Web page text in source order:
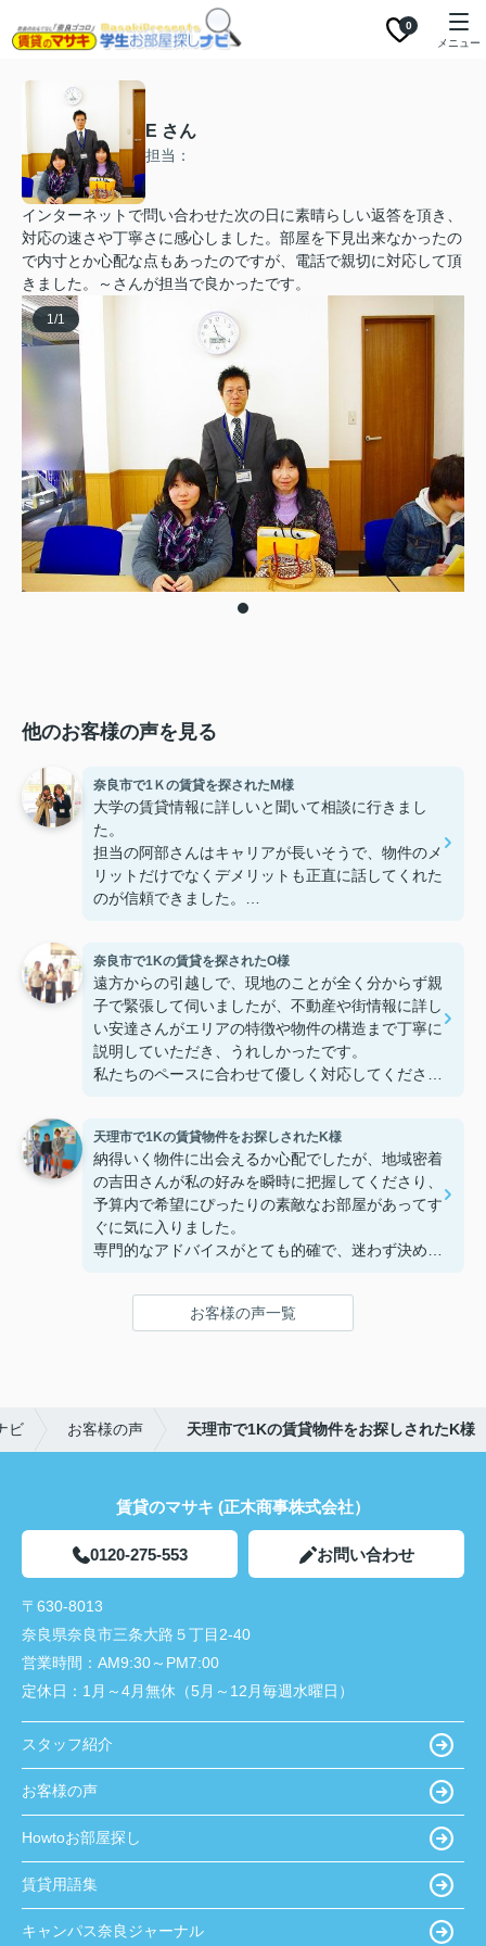
0
メニュー
E さん
担当：
インターネットで問い合わせた次の日に素晴らしい返答を頂き、
対応の速さや丁寧さに感心しました。部屋を下見出来なかったの
で内寸とか心配な点もあったのですが、電話で親切に対応して頂
きました。～さんが担当で良かったです。
1/1
他のお客様の声を見る
奈良市で1Ｋの賃貸を探されたM様
大学の賃貸情報に詳しいと聞いて相談に行きまし
た。
担当の阿部さんはキャリアが長いそうで、物件のメ
リットだけでなくデメリットも正直に話してくれた
のが信頼できました。
す。
奈良市で1Kの賃貸を探されたO様
遠方からの引越しで、現地のことが全く分からず親
子で緊張して伺いましたが、不動産や街情報に詳し
い安達さんがエリアの特徴や物件の構造まで丁寧に
説明していただき、うれしかったです。
私たちのペースに合わせて優しく対応してくださっ
り、感謝しています。安達さん、ありがとうござい
ました！
天理市で1Kの賃貸物件をお探しされたK様
納得いく物件に出会えるか心配でしたが、地域密着
の吉田さんが私の好みを瞬時に把握してくださり、
予算内で希望にぴったりの素敵なお部屋があってす
ぐに気に入りました。
専門的なアドバイスがとても的確で、迷わず決める
鍵の受け取りのときに、また元気(o・・o)/~お店に
お客様の声一覧
ビ お客様の声 天理市で1Kの賃貸物件をお探しされたK様
賃貸のマサキ (正木商事株式会社）
0120-275-553 お問い合わせ
〒630-8013
奈良県奈良市三条大路５丁目2-40
営業時間： AM9:30～PM7:00
定休日： 1月～4月無休（5月～12月毎週水曜日）
スタッフ紹介
お客様の声
Howtoお部屋探し
賃貸用語集
キャンパス奈良ジャーナル